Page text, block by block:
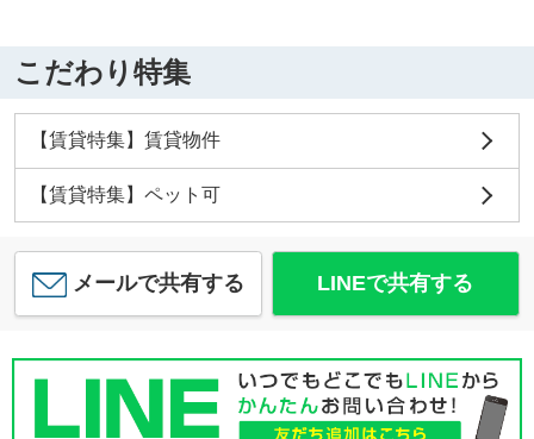
こだわり特集
【賃貸特集】賃貸物件
【賃貸特集】ペット可
メールで共有する LINEで共有する